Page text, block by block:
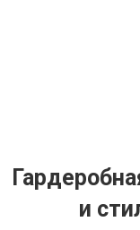
и